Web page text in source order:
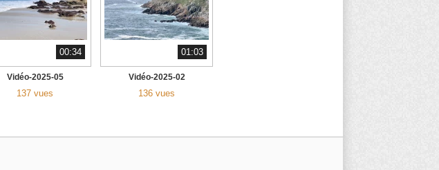
00:34
Vidéo-2025-05
137 vues
01:03
Vidéo-2025-02
136 vues